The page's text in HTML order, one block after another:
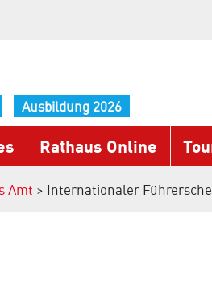
Ausbildung 2026
Rathaus Online
Amt > Internationaler